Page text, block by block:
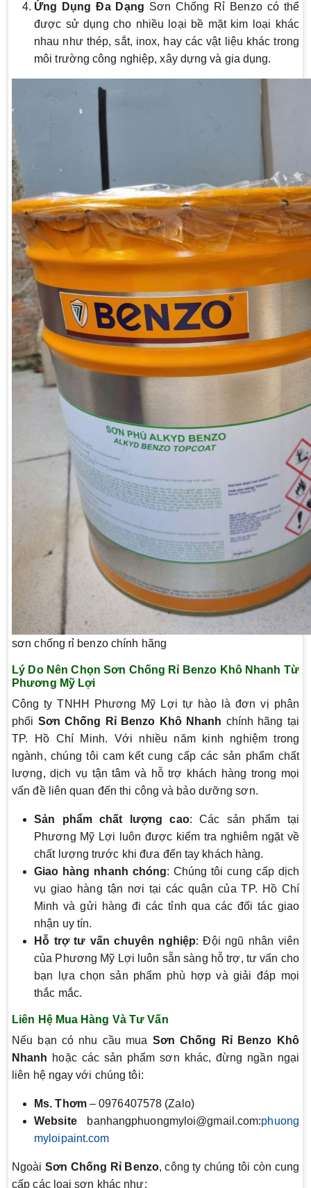
Ứng Dụng Đa Dạng Sơn Chống Rỉ Benzo có thể
được sử dụng cho nhiều loại bề mặt kim loại khác
nhau như thép, sắt, inox, hay các vật liệu khác trong
môi trường công nghiệp, xây dựng và gia dụng.
sơn chống rỉ benzo chính hãng
Lý Do Nên Chọn Sơn Chống Rỉ Benzo Khô Nhanh Từ
Phương Mỹ Lợi
Công ty TNHH Phương Mỹ Lợi tự hào là đơn vị phân
phối Sơn Chống Rỉ Benzo Khô Nhanh chính hãng tại
TP. Hồ Chí Minh. Với nhiều năm kinh nghiệm trong
ngành, chúng tôi cam kết cung cấp các sản phẩm chất
lượng, dịch vụ tận tâm và hỗ trợ khách hàng trong mọi
vấn đề liên quan đến thi công và bảo dưỡng sơn.
Sản phẩm chất lượng cao: Các sản phẩm tại
Phương Mỹ Lợi luôn được kiểm tra nghiêm ngặt về
chất lượng trước khi đưa đến tay khách hàng.
Giao hàng nhanh chóng: Chúng tôi cung cấp dịch
vụ giao hàng tận nơi tại các quận của TP. Hồ Chí
Minh và gửi hàng đi các tỉnh qua các đối tác giao
nhận uy tín.
Hỗ trợ tư vấn chuyên nghiệp: Đội ngũ nhân viên
của Phương Mỹ Lợi luôn sẵn sàng hỗ trợ, tư vấn cho
bạn lựa chọn sản phẩm phù hợp và giải đáp mọi
thắc mắc.
Liên Hệ Mua Hàng Và Tư Vấn
Nếu bạn có nhu cầu mua Sơn Chống Rỉ Benzo Khô
Nhanh hoặc các sản phẩm sơn khác, đừng ngần ngại
liên hệ ngay với chúng tôi:
Ms. Thơm– 0976407578 (Zalo)
Website banhangphuongmyloi@gmail.com:phuong
myloipaint.com
Ngoài Sơn Chống Rỉ Benzo, công ty chúng tôi còn cung
cấp các loại sơn khác như: